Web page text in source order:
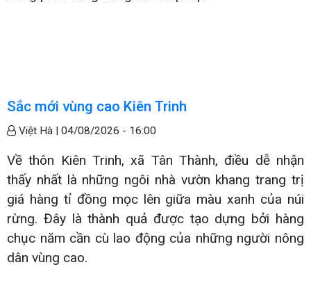
Sắc mới vùng cao Kiên Trinh
Việt Hà | 04/08/2026 - 16:00
Về thôn Kiên Trinh, xã Tân Thành, điều dễ nhận
thấy nhất là những ngôi nhà vườn khang trang trị
giá hàng tỉ đồng mọc lên giữa màu xanh của núi
rừng. Đây là thành quả được tạo dựng bởi hàng
chục năm cần cù lao động của những người nông
dân vùng cao.